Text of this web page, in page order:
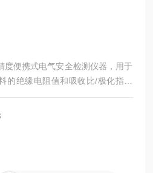
度便携式电气安全检测仪器​​，用于
的​​绝缘电阻值和​​吸收比/极化指数​​
数，诊断绝缘受潮或老化。